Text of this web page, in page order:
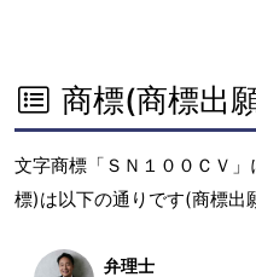
商標(商標出
文字商標「ＳＮ１００ＣＶ
標)は以下の通りです(商標出
弁理士